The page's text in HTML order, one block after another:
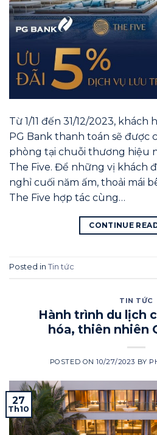
Từ 1/11 đến 31/12/2023,
PG Bank thanh toán sẽ được
phòng tại chuỗi thương hiệu
The Five. Để những vị khách
nghỉ cuối năm ấm, thoải mái
The Five hợp tác cùng…
CONTINUE
Posted in Tin tức
TIN TỨC
Hành trình du lịch
hóa, thiên nhiên
POSTED ON10/27/2023 BY
27
Th10